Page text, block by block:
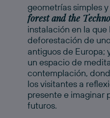
geometrías simples y
forest and the
instalación en la
deforestación de
antiguos de Europa;
un espacio de
contemplación,
los visitantes a
presente e imaginar
futuros.